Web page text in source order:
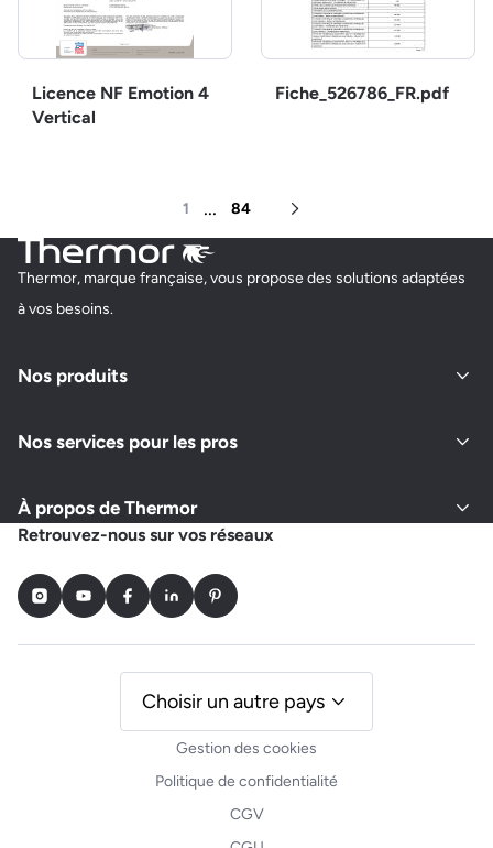
Licence NF Emotion 4
Vertical
Fiche_526786_FR.pdf
1 ... 84
Page suivante
Thermor, marque française, vous propose des solutions adaptées
à vos besoins.
Nos produits
Nos services pour les pros
À propos de Thermor
Retrouvez-nous sur vos réseaux
InstagramYoutubeFacebookLinkedInPinterest
Gestion des cookies
Politique de confidentialité
CGV
Choisir un autre pays